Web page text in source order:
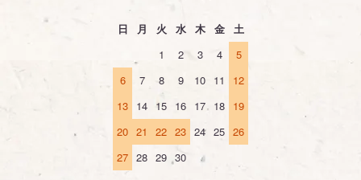
日 月 火 水 木 金
土
1
2 3 4
5
6
7 8 9 10 11
12
13 14 15 16 17 18 19
20 21 22 23 24 25 26
27 28 29 30